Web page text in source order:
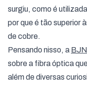
surgiu, como é
por que é tão superior
de cobre.
Pensando nisso, a
sobre a fibra óptica
além de diversas